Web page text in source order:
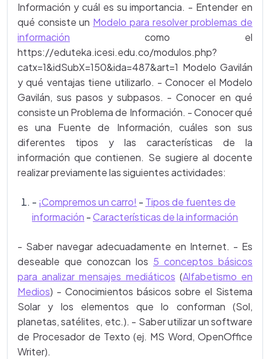
Información y cuál es su importancia. - Entender en
qué consiste un Modelo para resolver problemas de
información como el
https://eduteka.icesi.edu.co/modulos.php?
catx=1&idSubX=150&ida=487&art=1 Modelo Gavilán
y qué ventajas tiene utilizarlo. - Conocer el Modelo
Gavilán, sus pasos y subpasos. - Conocer en qué
consiste un Problema de Información. - Conocer qué
es una Fuente de Información, cuáles son sus
diferentes tipos y las características de la
información que contienen. Se sugiere al docente
realizar previamente las siguientes actividades:
- ¡Compremos un carro! - Tipos de fuentes de
información -Características de la información
- Saber navegar adecuadamente en Internet. - Es
deseable que conozcan los 5 conceptos básicos
para analizar mensajes mediáticos (Alfabetismo en
Medios) - Conocimientos básicos sobre el Sistema
Solar y los elementos que lo conforman (Sol,
planetas, satélites, etc.). - Saber utilizar un software
de Procesador de Texto (ej. MS Word, OpenOffice
Writer).